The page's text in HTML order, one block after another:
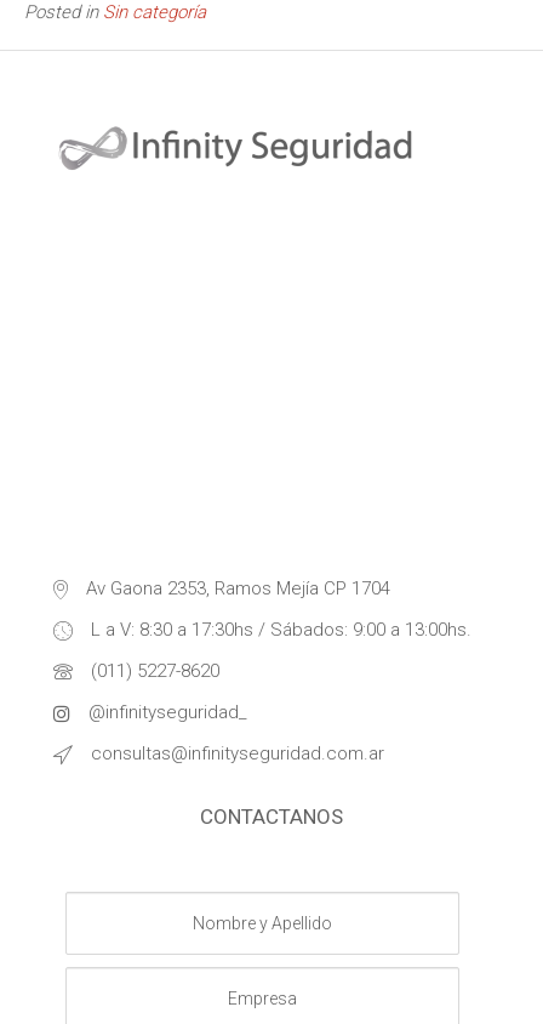
Posted in Sin categoría
CONTACTANOS
Apellido
Av Gaona 2353, Ramos Mejía CP 1704
L a V: 8:30 a 17:30hs / Sábados: 9:00 a 13:00hs.
(011) 5227-8620
@infinityseguridad_
consultas@infinityseguridad.com.ar